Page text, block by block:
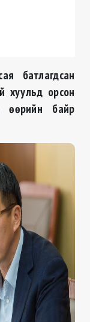
батлагдсан
хуульд орсон
өөрийн байр